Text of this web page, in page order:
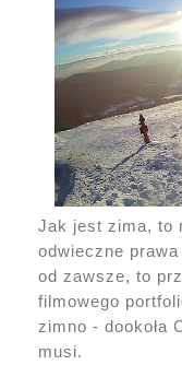
Jak jest zima, to
odwieczne
od zawsze, to
filmowego
zimno - dookoła
musi.